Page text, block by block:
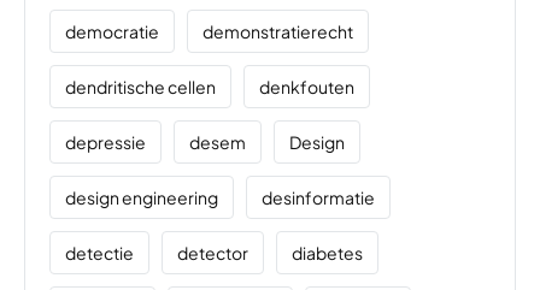
democratie demonstratierecht
dendritische cellen denkfouten
depressie desem Design
design engineering desinformatie
detectie detector diabetes